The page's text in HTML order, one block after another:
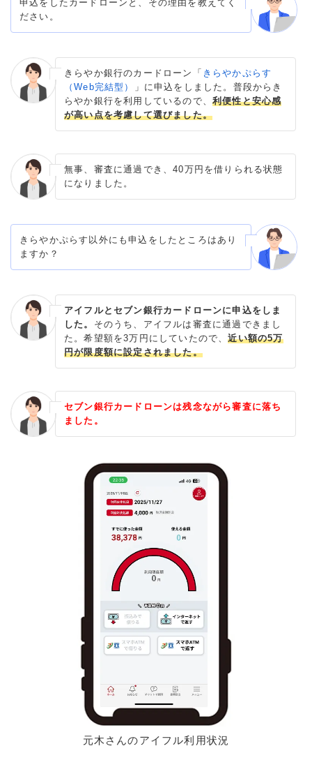
申込をしたカードローンと、その理由を教えてく
ださい。
きらやか銀行のカードローン「 きらやかぷらす
（Web完結型）
」に申込をしました。普段からき
らやか銀行を利用しているので、 利便性と安心感
が高い点を考慮して選びました。
無事、審査に通過でき、40万円を借りられる状態
になりました。
きらやかぷらす以外にも申込をしたところはあり
ますか？
アイフルとセブン銀行カードローンに申込をしま
した。 そのうち、アイフルは審査に通過できまし
た。希望額を3万円にしていたので、近い額の5万
円が限度額に設定されました。
セブン銀行カードローンは残念ながら審査に落ち
ました。
元木さんのアイフル利用状況